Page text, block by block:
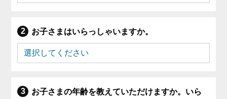
お子さまはいらっしゃいますか。
お子さまの年齢を教えていただけますか。いら